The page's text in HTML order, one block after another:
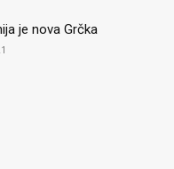
je nova Grčka